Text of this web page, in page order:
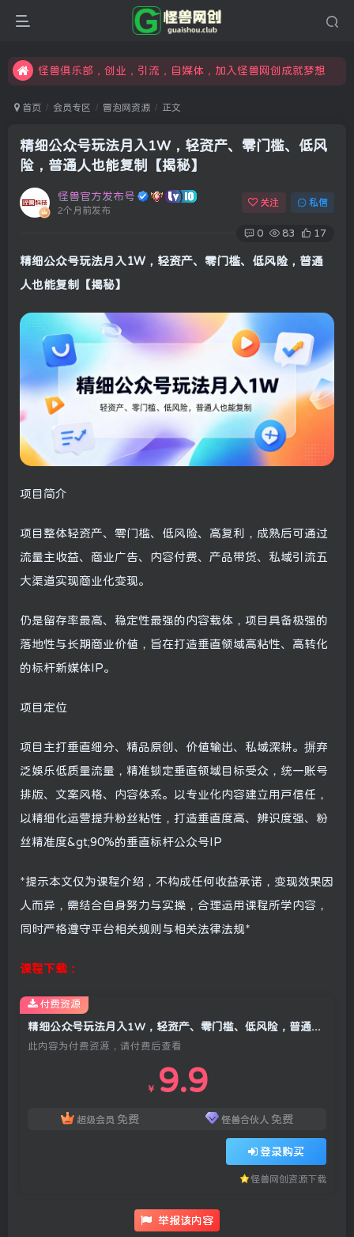
限时开通会员更享折扣，超高返佣
怪兽俱乐部，创业，引流，自媒体，加入怪兽网创成就梦想
首页 会员专区 冒泡网资源 正文
精细公众号玩法月入1W，轻资产、零门槛、低风
险，普通人也能复制【揭秘】
怪兽官方发布号
2个月前发布
关注 私信
0 83 17
精细公众号玩法月入1W，轻资产、零门槛、低风险，普通
人也能复制【揭秘】
项目简介
项目整体轻资产、零门槛、低风险、高复利，成熟后可通过
流量主收益、商业广告、内容付费、产品带货、私域引流五
大渠道实现商业化变现。
仍是留存率最高、稳定性最强的内容载体，项目具备极强的
落地性与长期商业价值，旨在打造垂直领域高粘性、高转化
的标杆新媒体IP。
项目定位
项目主打垂直细分、精品原创、价值输出、私域深耕。摒弃
泛娱乐低质量流量，精准锁定垂直领域目标受众，统一账号
排版、文案风格、内容体系。以专业化内容建立用户信任，
以精细化运营提升粉丝粘性，打造垂直度高、辨识度强、粉
丝精准度&gt;90%的垂直标杆公众号IP
*提示本文仅为课程介绍，不构成任何收益承诺，变现效果因
人而异，需结合自身努力与实操，合理运用课程所学内容，
同时严格遵守平台相关规则与相关法律法规*
课程下载：
此内容为付费资源，请付费后查看
￥ 9.9
超级会员 免费 怪兽合伙人 免费
登录购买
怪兽网创资源下载
付费资源
举报该内容